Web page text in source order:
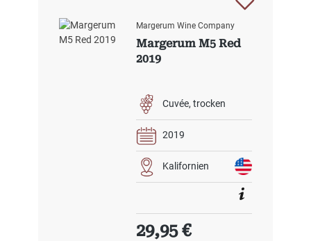
Margerum Wine Company
Margerum M5 Red
2019
Cuvée trocken
2019
Kalifornien
Regulärer Preis:
29,95 €